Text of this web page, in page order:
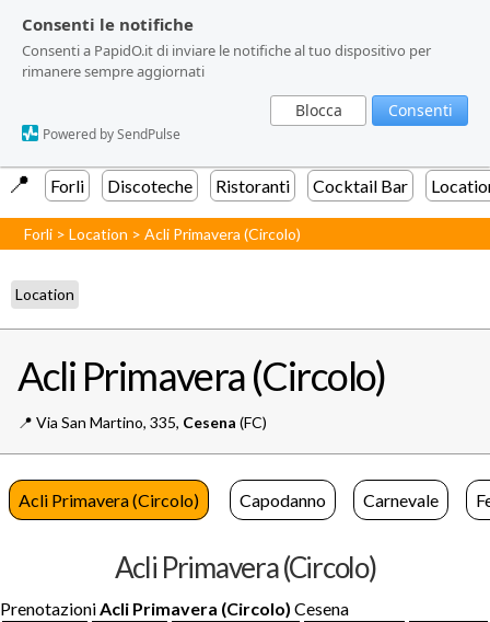
Consenti le notifiche
Consenti a PapidO.it di inviare le notifiche al tuo dispositivo per
rimanere sempre aggiornati
Blocca Consenti
Powered by SendPulse
Consenti le notifiche
Consenti a PapidO.it di inviare le notifiche al tuo dispositivo per
rimanere sempre aggiornati
Blocca Consenti
Powered by SendPulse
📍️ Forli Discoteche Ristoranti Cocktail Bar
Forli >Location >Acli Primavera (Circolo)
Location
Acli Primavera (Circolo)
📍️ Via San Martino, 335, Cesena (FC)
Acli Primavera (Circolo) Capodanno Carnevale
Acli Primavera (Circolo)
Prenotazioni Acli Primavera (Circolo) Cesena